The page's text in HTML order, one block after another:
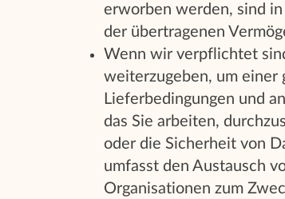
erworben werden, sind
der übertragenen
Wenn wir verpflichtet
weiterzugeben, um einer
Lieferbedingungen und
das Sie arbeiten,
oder die Sicherheit von
umfasst den Austausch
Organisationen zum